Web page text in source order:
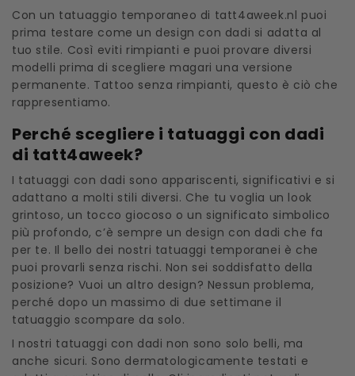
Con un tatuaggio temporaneo di tatt4aweek.nl puoi
prima testare come un design con dadi si adatta al
tuo stile. Così eviti rimpianti e puoi provare diversi
modelli prima di scegliere magari una versione
permanente. Tattoo senza rimpianti, questo è ciò che
rappresentiamo.
Perché scegliere i tatuaggi con dadi
di tatt4aweek?
I tatuaggi con dadi sono appariscenti, significativi e si
adattano a molti stili diversi. Che tu voglia un look
grintoso, un tocco giocoso o un significato simbolico
più profondo, c’è sempre un design con dadi che fa
per te. Il bello dei nostri tatuaggi temporanei è che
puoi provarli senza rischi. Non sei soddisfatto della
posizione? Vuoi un altro design? Nessun problema,
perché dopo un massimo di due settimane il
tatuaggio scompare da solo.
I nostri tatuaggi con dadi non sono solo belli, ma
anche sicuri. Sono dermatologicamente testati e